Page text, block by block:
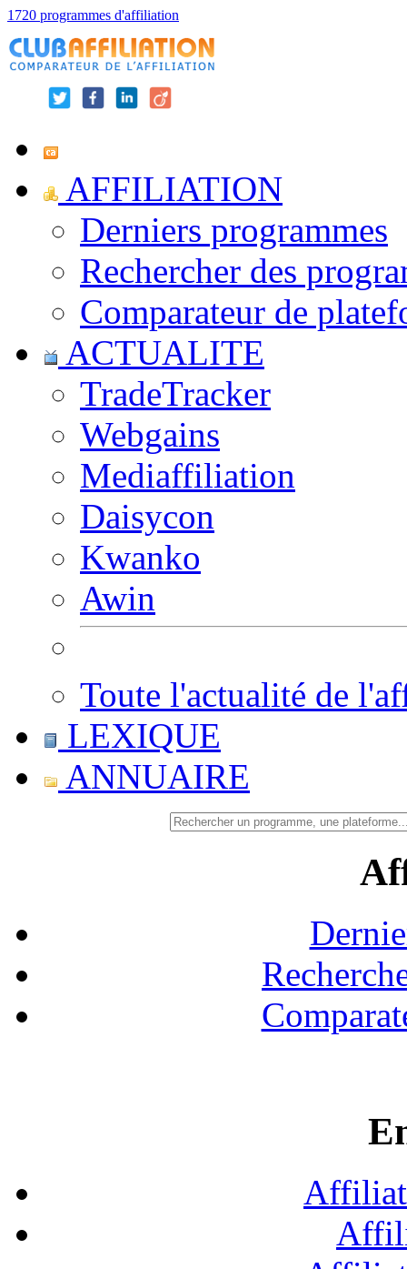
1720 programmes d'affiliation
AFFILIATION
Derniers programmes
Rechercher des
Comparateur de
ACTUALITE
TradeTracker
Webgains
Mediaffiliation
Daisycon
Kwanko
Awin
Toute l'actualité de
LEXIQUE
ANNUAIRE